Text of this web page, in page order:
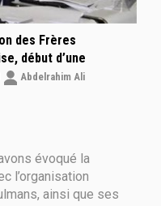
des Frères
début d’une
Abdelrahim Ali
évoqué la
l’organisation
ainsi que ses